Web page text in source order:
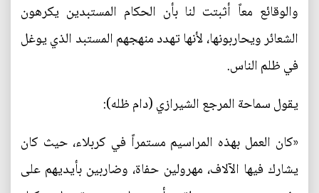
والوقائع معاً أثبتت لنا بأن الحكام المستبدين يكرهون
الشعائر ويحاربونها، لأنها تهدد منهجهم المستبد الذي يوغل
في ظلم الناس.
يقول سماحة المرجع الشيرازي (دام ظله):
«كان العمل بهذه المراسيم مستمراً في كربلاء، حيث كان
يشارك فيها الآلاف، مهرولين حفاة، وضاربين بأيديهم على